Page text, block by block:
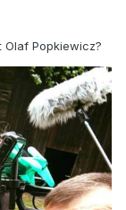
Popkiewicz?